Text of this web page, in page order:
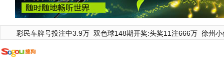
彩民车牌号投注中3.9万 双色球148期开奖:头奖11注666万 徐州